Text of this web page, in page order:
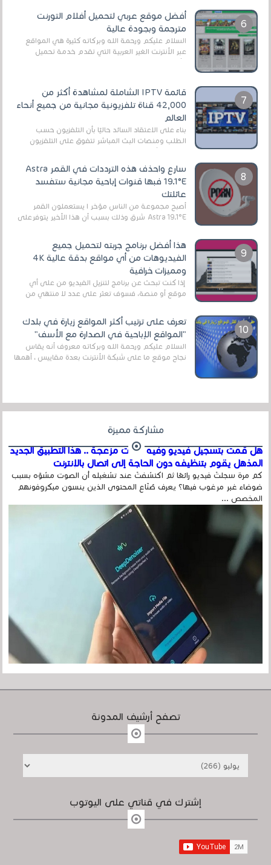
أفضل موقع عربي لتحميل أفلام التورنت
مترجمة وبجودة عالية
السلام عليكم ورحمة الله وبركاته كثيرة هي المواقع
عبر الأنترنت الغير العربية التي تقدم خدمة تحميل
الأفلام على التورنت ، ومعظم هذه المواقع ل...
قائمة IPTV الشاملة لمشاهدة أكثر من
42,000 قناة تلفزيونية مجانية من جميع أنحاء
العالم
بناءً على الاعتقاد السائد حاليًا بأن التلفزيون حسب
الطلب ومنصات البث المباشر تتفوق على التلفزيون
الرقمي الأرضي التقليدي، يُعدّ IPTV-org خيار...
سارع واحذف هذه الترددات في القمر Astra
19.1°E فبها قنوات إباحية مجانية ستفسد
عائلتك
أصبح مجموعة من الناس مؤخر ا يستعملون القمر
Astra 19.1°E شرق وذلك بسبب أن هذا الأخير يتوفرعلى
هذا أفضل برنامج جربته لتحميل جميع
الفيديوهات من أي مواقع بدقة عالية 4K
ومميزات خرافية
إذا كنت تبحث عن برنامج لتنزيل الفيديو من على أي
موقع أو منصة، فسوف تعثر على عدد لا منتهي من
تعرف على ترتيب أكثر المواقع زيارة في بلدك
"المواقع الإباحية في الصدارة مع الأسف"
السلام عليكم ورحمة الله وبركاته معروف أنه يقاس
نجاح موقع ما على شبكة الأنترنت بعدة مقاييس ، أهمها
مشاركة مميزة
هل قمت بتسجيل فيديو وفيه أصوت مزعجة .. هذا التطبيق الجديد
المذهل يقوم بتنظيفه دون الحاجة إلى اتصال بالإنترنت
كم مرة سجلتَ فيديو رائعًا ثم اكتشفتَ عند تشغيله أن الصوت مشوّه بسبب
ضوضاء غير مرغوب فيها؟ يعرف صُنّاع المحتوى الذين ينسون ميكروفونهم
المخصص ...
تصفح أرشيف المدونة
إشترك في قناتي على اليوتوب